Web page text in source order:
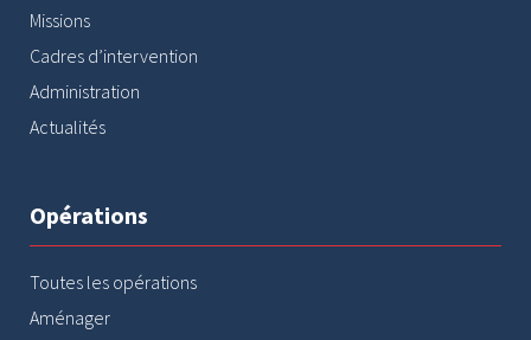
Missions
Cadres d’intervention
Administration
Actualités
Opérations
Toutes les opérations
Aménager